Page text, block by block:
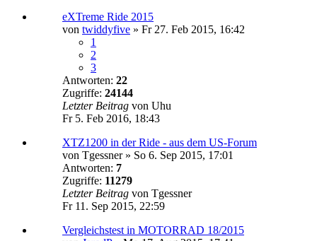
eXTreme Ride 2015
von twiddyfive » Fr 27. Feb 2015, 16:42
1
2
3
Antworten: 22
Zugriffe: 24144
Letzter Beitrag von Uhu
Fr 5. Feb 2016, 18:43
XTZ1200 in der Ride - aus dem US-Forum
von Tgessner» So 6. Sep 2015, 17:01
Antworten: 7
Zugriffe: 11279
Letzter Beitrag von Tgessner
Fr 11. Sep 2015, 22:59
Vergleichstest in MOTORRAD 18/2015